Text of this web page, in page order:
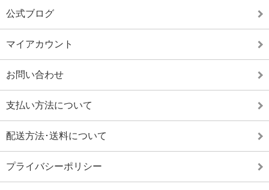
公式ブログ
マイアカウント
お問い合わせ
支払い方法について
配送方法･送料について
プライバシーポリシー